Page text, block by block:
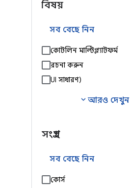
বিষয়
সব বেছে নিন
কোটলিন মাল্টিপ্ল্যাটফর্ম
রচনা করুন
UI (সাধারণ)
expand_more আরও দেখুন
সংগ্রহ
সব বেছে নিন
কোর্স